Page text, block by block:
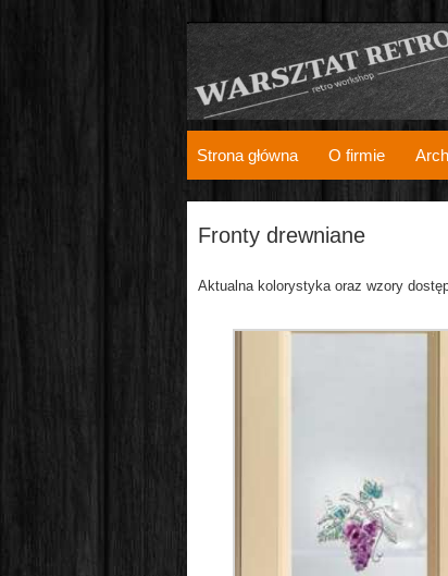
Strona główna O firmie
Fronty drewniane
Aktualna kolorystyka oraz wzory